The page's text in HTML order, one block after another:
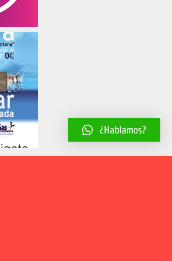
¿Hablamos?